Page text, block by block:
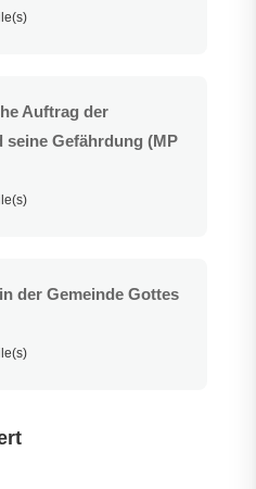
Auftrag der
seine Gefährdung (MP
der Gemeinde Gottes